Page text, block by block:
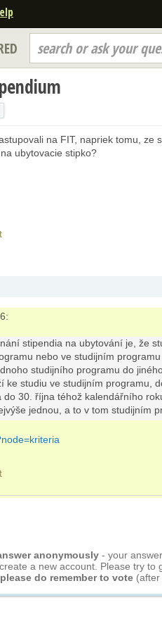
search or ask your
na FIT, napriek tomu, ze
ubytovacie stipko?
stipendia na ubytování je, že
nebo ve studijním
studijního programu do
ke studiu ve studijním programu,
do 30. října téhož kalendářního
jednou, a to v tom studijním
anonymously - your
a new account. Please try to
please do remember to vote (after